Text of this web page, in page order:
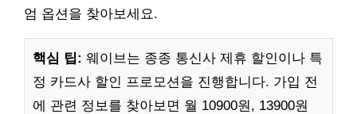
엄 옵션을 찾아보세요.
핵심 팁: 웨이브는 종종 통신사 제휴 할인이나 특
정 카드사 할인 프로모션을 진행합니다. 가입 전
에 관련 정보를 찾아보면 월 10900원, 13900원